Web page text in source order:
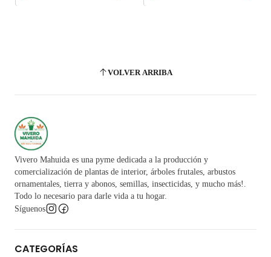
VOLVER ARRIBA
Vivero Mahuida es una pyme dedicada a la producción y
comercialización de plantas de interior, árboles frutales, arbustos
ornamentales, tierra y abonos, semillas, insecticidas, y mucho más!.
Todo lo necesario para darle vida a tu hogar.
Síguenos
CATEGORÍAS